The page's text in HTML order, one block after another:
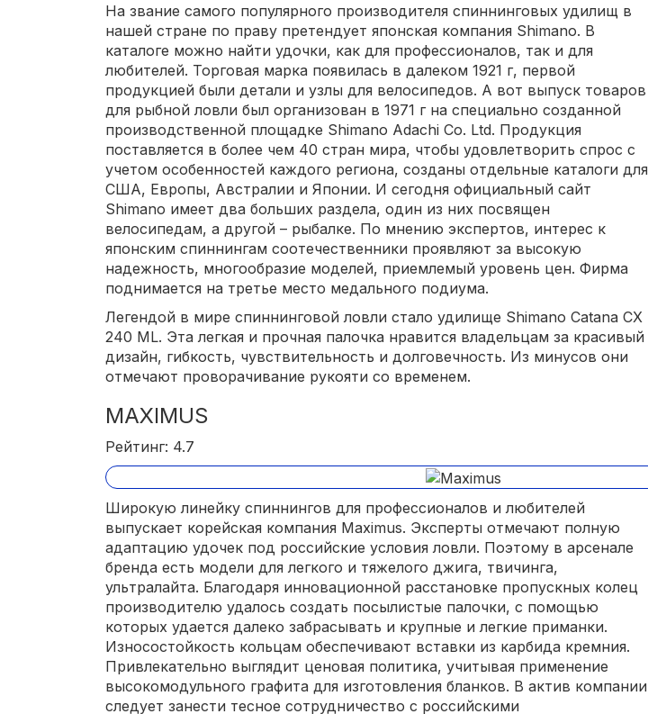
На звание самого популярного производителя спиннинговых удилищ в
нашей стране по праву претендует японская компания Shimano. В
каталоге можно найти удочки, как для профессионалов, так и для
любителей. Торговая марка появилась в далеком 1921 г, первой
продукцией были детали и узлы для велосипедов. А вот выпуск товаров
для рыбной ловли был организован в 1971 г на специально созданной
производственной площадке Shimano Adachi Co. Ltd. Продукция
поставляется в более чем 40 стран мира, чтобы удовлетворить спрос с
учетом особенностей каждого региона, созданы отдельные каталоги для
США, Европы, Австралии и Японии. И сегодня официальный сайт
Shimano имеет два больших раздела, один из них посвящен
велосипедам, а другой – рыбалке. По мнению экспертов, интерес к
японским спиннингам соотечественники проявляют за высокую
надежность, многообразие моделей, приемлемый уровень цен. Фирма
поднимается на третье место медального подиума.
Легендой в мире спиннинговой ловли стало удилище Shimano Catana CX
240 ML. Эта легкая и прочная палочка нравится владельцам за красивый
дизайн, гибкость, чувствительность и долговечность. Из минусов они
отмечают проворачивание рукояти со временем.
MAXIMUS
Рейтинг: 4.7
Широкую линейку спиннингов для профессионалов и любителей
выпускает корейская компания Maximus. Эксперты отмечают полную
адаптацию удочек под российские условия ловли. Поэтому в арсенале
бренда есть модели для легкого и тяжелого джига, твичинга,
ультралайта. Благодаря инновационной расстановке пропускных колец
производителю удалось создать посылистые палочки, с помощью
которых удается далеко забрасывать и крупные и легкие приманки.
Износостойкость кольцам обеспечивают вставки из карбида кремния.
Привлекательно выглядит ценовая политика, учитывая применение
высокомодульного графита для изготовления бланков. В актив компании
следует занести тесное сотрудничество с российскими